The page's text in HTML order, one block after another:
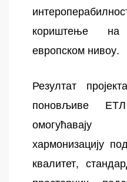
кориштење
европском нивоу.
Резултат
поновљиве
хармонизацију
квалитет,